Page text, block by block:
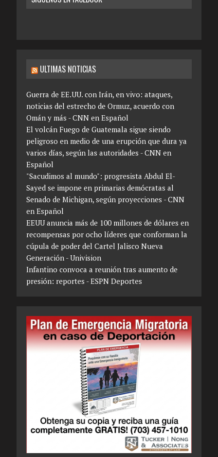
ULTIMAS NOTICIAS
Guerra de EE.UU. con Irán, en vivo: ataques,
noticias del estrecho de Ormuz, acuerdo con
Omán y más - CNN en Español
El volcán Fuego de Guatemala sigue siendo
peligroso en medio de una erupción que dura ya
varios días, según las autoridades - CNN en
Español
"Sacudimos al mundo": progresista Abdul El-
Sayed se impone en primarias demócratas al
Senado de Michigan, según proyecciones - CNN
en Español
EEUU anuncia más de 100 millones de dólares en
recompensas por ocho líderes que conforman la
cúpula de poder del Cartel Jalisco Nueva
Generación - Univision
Infantino convoca a reunión tras aumento de
presión: reportes - ESPN Deportes